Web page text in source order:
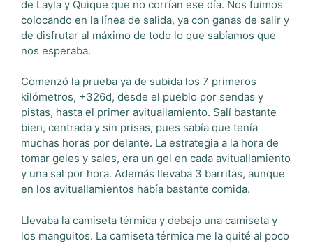
de Layla y Quique que no corrían ese día. Nos fuimos
colocando en la línea de salida, ya con ganas de salir y
de disfrutar al máximo de todo lo que sabíamos que
nos esperaba.
Comenzó la prueba ya de subida los 7 primeros
kilómetros, +326d, desde el pueblo por sendas y
pistas, hasta el primer avituallamiento. Salí bastante
bien, centrada y sin prisas, pues sabía que tenía
muchas horas por delante. La estrategia a la hora de
tomar geles y sales, era un gel en cada avituallamiento
y una sal por hora. Además llevaba 3 barritas, aunque
en los avituallamientos había bastante comida.
Llevaba la camiseta térmica y debajo una camiseta y
los manguitos. La camiseta térmica me la quité al poco